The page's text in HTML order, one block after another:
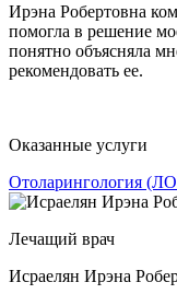
Ирэна Робертовна
помогла в решение
понятно объясняла
рекомендовать ее.
Оказанные услуги
Отоларингология
Лечащий врач
Исраелян Ирэна